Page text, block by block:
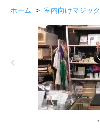
ホーム > 室内向けマジック